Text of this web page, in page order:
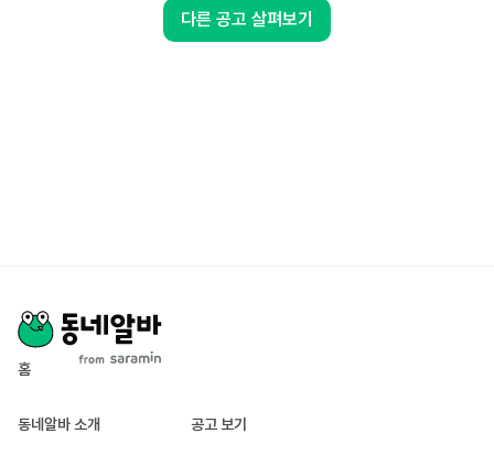
다른 공고 살펴보기
홈
동네알바 소개 공고 보기